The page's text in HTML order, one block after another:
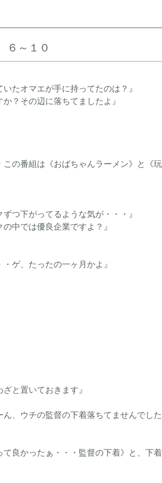
６～１０
たオマエが手に持ってたのは？』
？その辺に落ちてましたよ』
の番組は《おばちゃんラーメン》と《
つ下がってるような気が・・・』
中では優良企業ですよ？』
ゲ、たったの一ヶ月かよ』
と置いておきます』
、ウチの監督の下着落ちてませんでし
良かったぁ・・・監督の下着》と、下